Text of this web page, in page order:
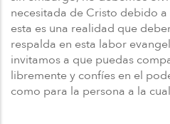
necesitada de Cristo debido
esta es una realidad que
respalda en esta labor
invitamos a que puedas
libremente y confíes en el
como para la persona a la